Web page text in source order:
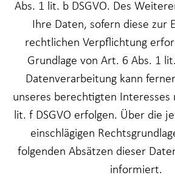
Abs. 1 lit. b DSGVO. Des
Ihre Daten, sofern diese zur
rechtlichen Verpflichtung
Grundlage von Art. 6 Abs. 1
Datenverarbeitung kann
unseres berechtigten Interesses
lit. f DSGVO erfolgen. Über die
einschlägigen
folgenden Absätzen dieser
informiert.